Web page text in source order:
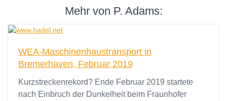
Mehr von P. Adams:
WEA-Maschinenhaustransport in
Bremerhaven, Februar 2019
Kurzstreckenrekord? Ende Februar 2019 startete
nach Einbruch der Dunkelheit beim Fraunhofer